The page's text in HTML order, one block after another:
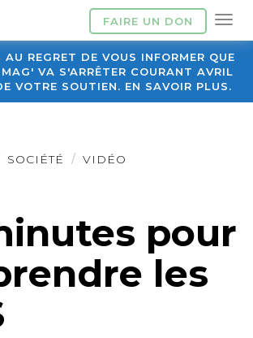
FAIRE UN DON
AU REGRET DE VOUS INFORMER QUE
VA S'ARRÊTER COURANT AVRIL
VOTRE SOUTIEN. EN SAVOIR PLUS.
SOCIÉTÉ VIDÉO
pour
les